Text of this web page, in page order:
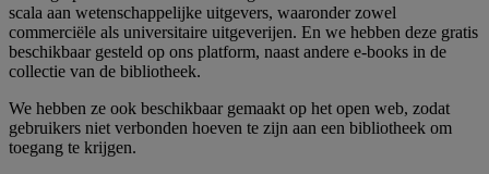
scala aan wetenschappelijke uitgevers, waaronder zowel
commerciële als universitaire uitgeverijen. En we hebben deze gratis
beschikbaar gesteld op ons platform, naast andere e-books in de
collectie van de bibliotheek.
We hebben ze ook beschikbaar gemaakt op het open web, zodat
gebruikers niet verbonden hoeven te zijn aan een bibliotheek om
toegang te krijgen.